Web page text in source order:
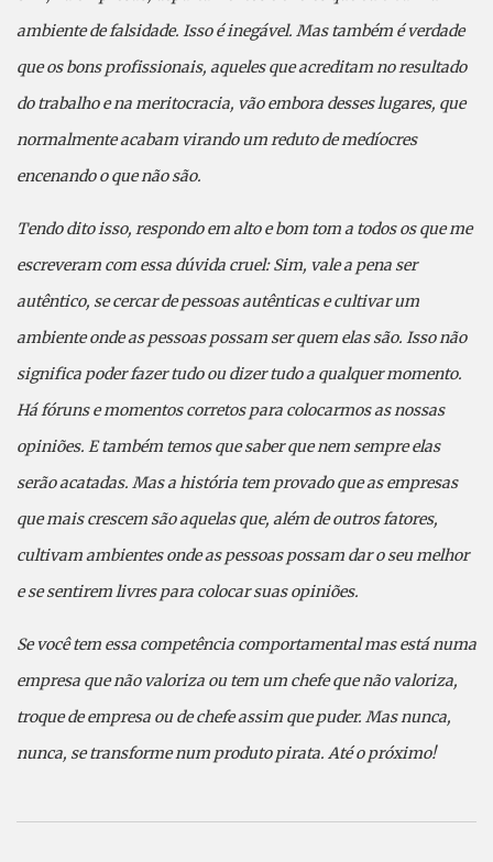
ambiente de falsidade. Isso é inegável. Mas também é verdade
que os bons profissionais, aqueles que acreditam no resultado
do trabalho e na meritocracia, vão embora desses lugares, que
normalmente acabam virando um reduto de medíocres
encenando o que não são.
Tendo dito isso, respondo em alto e bom tom a todos os que me
escreveram com essa dúvida cruel: Sim, vale a pena ser
autêntico, se cercar de pessoas autênticas e cultivar um
ambiente onde as pessoas possam ser quem elas são. Isso não
significa poder fazer tudo ou dizer tudo a qualquer momento.
Há fóruns e momentos corretos para colocarmos as nossas
opiniões. E também temos que saber que nem sempre elas
serão acatadas. Mas a história tem provado que as empresas
que mais crescem são aquelas que, além de outros fatores,
cultivam ambientes onde as pessoas possam dar o seu melhor
e se sentirem livres para colocar suas opiniões.
Se você tem essa competência comportamental mas está numa
empresa que não valoriza ou tem um chefe que não valoriza,
troque de empresa ou de chefe assim que puder. Mas nunca,
nunca, se transforme num produto pirata. Até o próximo!